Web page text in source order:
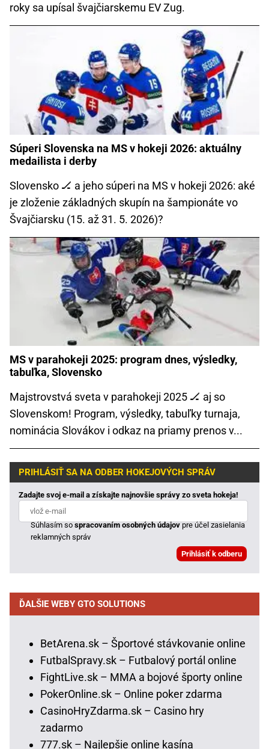
roky sa upísal švajčiarskemu EV Zug.
Súperi Slovenska na MS v hokeji 2026: aktuálny
medailista i derby
Slovensko 🏒 a jeho súperi na MS v hokeji 2026: aké
je zloženie základných skupín na šampionáte vo
Švajčiarsku (15. až 31. 5. 2026)?
MS v parahokeji 2025: program dnes, výsledky,
tabuľka, Slovensko
Majstrovstvá sveta v parahokeji 2025 🏒 aj so
Slovenskom! Program, výsledky, tabuľky turnaja,
nominácia Slovákov i odkaz na priamy prenos v...
PRIHLÁSIŤ SA NA ODBER HOKEJOVÝCH SPRÁV
Zadajte svoj e-mail a získajte najnovšie správy zo sveta hokeja!
Súhlasím sospracovaním osobných údajovpre účel zasielania
reklamných správ
ĎALŠIE WEBY GTO SOLUTIONS
BetArena.sk – Športové stávkovanie online
FutbalSpravy.sk – Futbalový portál online
FightLive.sk – MMA a bojové športy online
PokerOnline.sk – Online poker zdarma
CasinoHryZdarma.sk – Casino hry
zadarmo
777.sk – Najlepšie online kasína